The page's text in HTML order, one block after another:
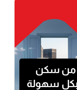
من سكن
بكل سهولة